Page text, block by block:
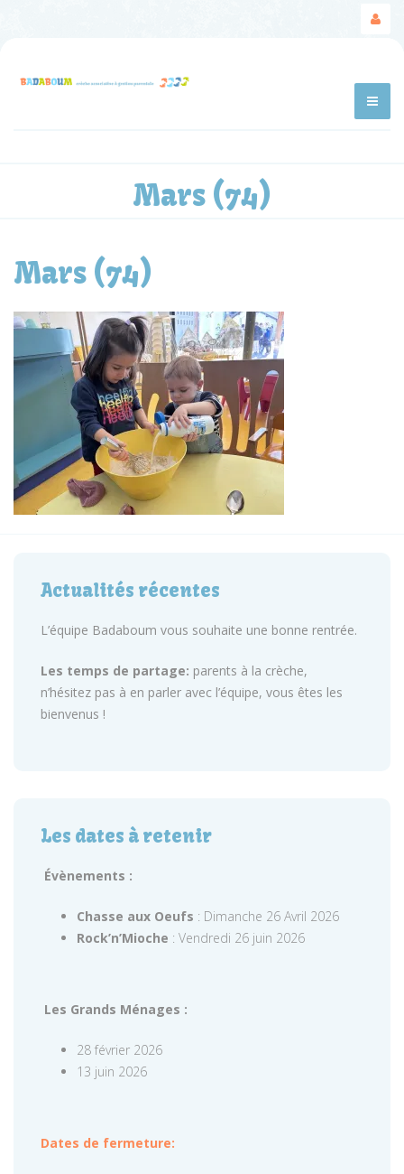
Mars (74)
Mars (74)
Actualités récentes
L’équipe Badaboum vous souhaite une bonne rentrée.
Les temps de partage: parents à la crèche,
n’hésitez pas à en parler avec l’équipe, vous êtes les
bienvenus !
Les dates à retenir
Évènements :
Chasse aux Oeufs : Dimanche 26 Avril 2026
Rock’n’Mioche : Vendredi 26 juin 2026
Les Grands Ménages :
28 février 2026
13 juin 2026
Dates de fermeture: